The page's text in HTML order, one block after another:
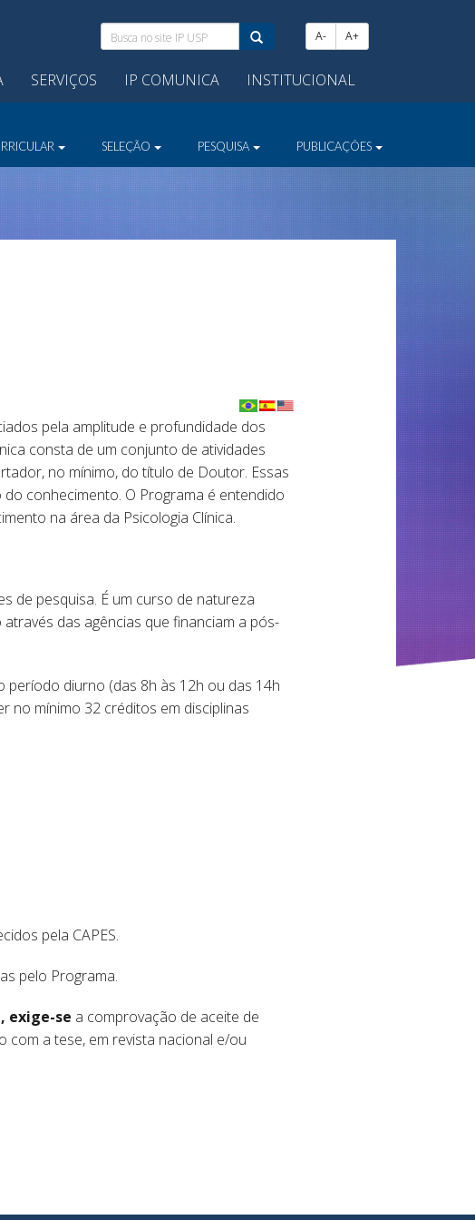
Busca
no
site
IP
A- A+
SERVIÇOS IP COMUNICA INSTITUCIONAL
SELEÇÃO PESQUISA PUBLICAÇÕES
pela amplitude e profundidade dos
consta de um conjunto de atividades
no mínimo, do título de Doutor. Essas
conhecimento. O Programa é entendido
na área da Psicologia Clínica.
de pesquisa. É um curso de natureza
das agências que financiam a pós-
período diurno (das 8h às 12h ou das 14h
no mínimo 32 créditos em disciplinas
pela CAPES.
pelo Programa.
exige-se a comprovação de aceite de
a tese, em revista nacional e/ou